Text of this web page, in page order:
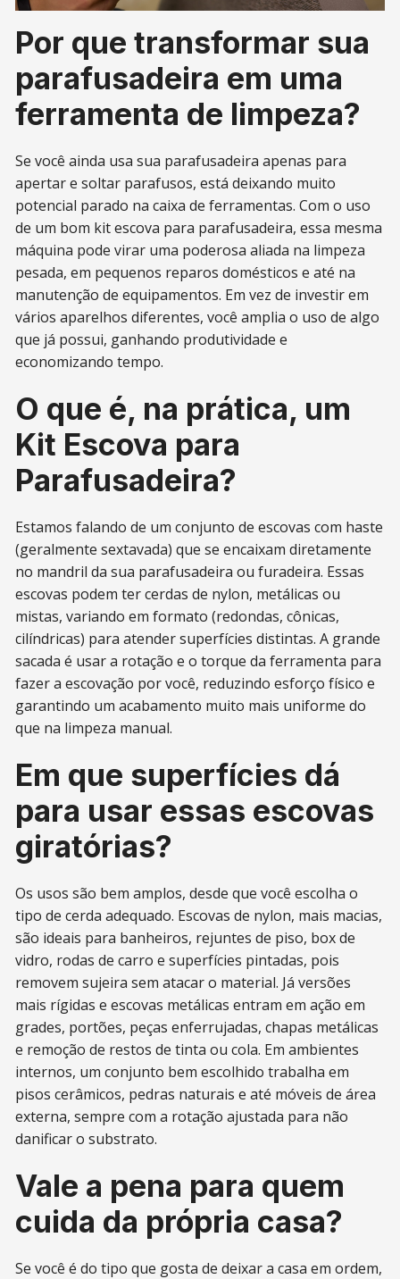
Por que transformar sua
parafusadeira em uma
ferramenta de limpeza?
Se você ainda usa sua parafusadeira apenas para
apertar e soltar parafusos, está deixando muito
potencial parado na caixa de ferramentas. Com o uso
de um bom kit escova para parafusadeira, essa mesma
máquina pode virar uma poderosa aliada na limpeza
pesada, em pequenos reparos domésticos e até na
manutenção de equipamentos. Em vez de investir em
vários aparelhos diferentes, você amplia o uso de algo
que já possui, ganhando produtividade e
economizando tempo.
O que é, na prática, um
Kit Escova para
Parafusadeira?
Estamos falando de um conjunto de escovas com haste
(geralmente sextavada) que se encaixam diretamente
no mandril da sua parafusadeira ou furadeira. Essas
escovas podem ter cerdas de nylon, metálicas ou
mistas, variando em formato (redondas, cônicas,
cilíndricas) para atender superfícies distintas. A grande
sacada é usar a rotação e o torque da ferramenta para
fazer a escovação por você, reduzindo esforço físico e
garantindo um acabamento muito mais uniforme do
que na limpeza manual.
Em que superfícies dá
para usar essas escovas
giratórias?
Os usos são bem amplos, desde que você escolha o
tipo de cerda adequado. Escovas de nylon, mais macias,
são ideais para banheiros, rejuntes de piso, box de
vidro, rodas de carro e superfícies pintadas, pois
removem sujeira sem atacar o material. Já versões
mais rígidas e escovas metálicas entram em ação em
grades, portões, peças enferrujadas, chapas metálicas
e remoção de restos de tinta ou cola. Em ambientes
internos, um conjunto bem escolhido trabalha em
pisos cerâmicos, pedras naturais e até móveis de área
externa, sempre com a rotação ajustada para não
danificar o substrato.
Vale a pena para quem
cuida da própria casa?
Se você é do tipo que gosta de deixar a casa em ordem,